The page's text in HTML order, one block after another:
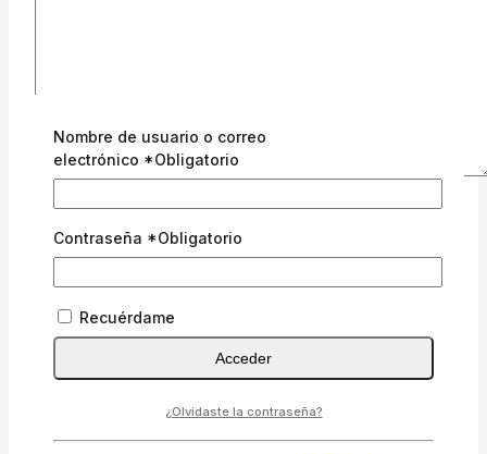
Nombre*
Correo electrónico*
Guarda mi nombre, correo electrónico y web en
este navegador para la próxima vez que comente.
Este sitio usa Akismet para reducir el spam.Aprende
Nombre de usuario o correo
electrónico *Obligatorio
Contraseña *Obligatorio
Recuérdame
Acceder
¿Olvidaste la contraseña?